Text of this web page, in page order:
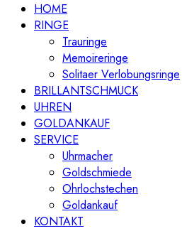
HOME
RINGE
Trauringe
Memoireringe
Solitaer Verlobungsringe
BRILLANTSCHMUCK
UHREN
GOLDANKAUF
SERVICE
Uhrmacher
Goldschmiede
Ohrlochstechen
Goldankauf
KONTAKT